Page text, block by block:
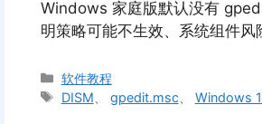
Windows 家庭版默认没有
明策略可能不生效、系统组件风
分
类
软件教程
标
DISM gpedit.msc、 Windows